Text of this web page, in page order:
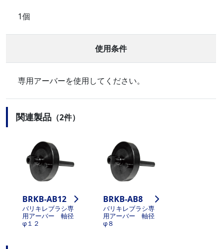
1個
使用条件
専用アーバーを使用してください。
関連製品 （2件）
BRKB-AB12
バリキレブラシ専
用アーバー 軸径
φ１２
BRKB-AB8
バリキレブラシ専
用アーバー 軸径
φ８